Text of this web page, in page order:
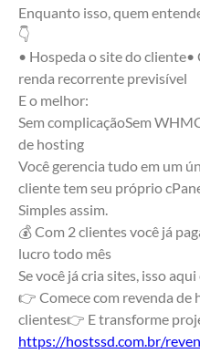
Enquanto isso, quem
👇
• Hospeda o site do
renda recorrente previsível
E o melhor:
Sem complicaçãoSem
de hosting
Você gerencia tudo em um
cliente tem seu próprio
Simples assim.
💰 Com 2 clientes você já
lucro todo mês
Se você já cria sites, isso
👉 Comece com revenda de
clientes👉 E transforme
https://hostssd.com.br/